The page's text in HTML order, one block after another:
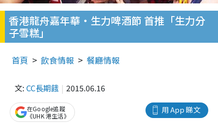
香港龍舟嘉年華‧生力啤酒節 首推「生力分
子雪糕」
首頁 飲食情報 餐廳情報
文: CC長期餓 2015.06.16
用 App 睇文
在Google追蹤
《UHK 港生活》